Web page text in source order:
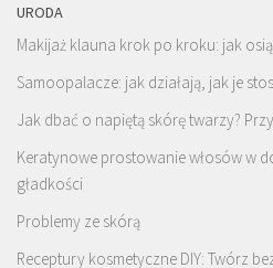
URODA
Makijaż klauna krok po kroku: jak
Samoopalacze: jak działają, jak je
Jak dbać o napiętą skórę twarzy?
Keratynowe prostowanie włosów w
gładkości
Problemy ze skórą
Receptury kosmetyczne DIY: Twórz